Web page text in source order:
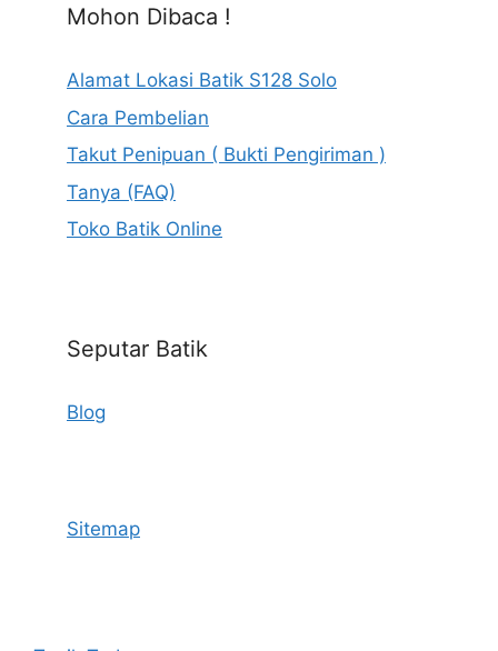
Mohon Dibaca !
Alamat Lokasi Batik S128 Solo
Cara Pembelian
Takut Penipuan ( Bukti Pengiriman )
Tanya (FAQ)
Toko Batik Online
Seputar Batik
Blog
Sitemap